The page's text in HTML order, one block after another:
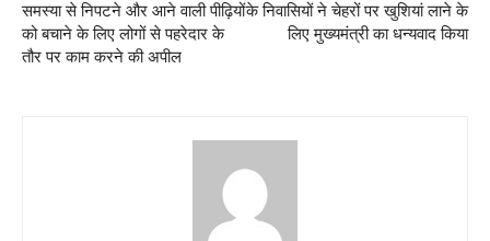
समस्या से निपटने और आने वाली पीढ़ियों
को बचाने के लिए लोगों से पहरेदार के
तौर पर काम करने की अपील
के निवासियों ने चेहरों पर खुशियां लाने के
लिए मुख्यमंत्री का धन्यवाद किया